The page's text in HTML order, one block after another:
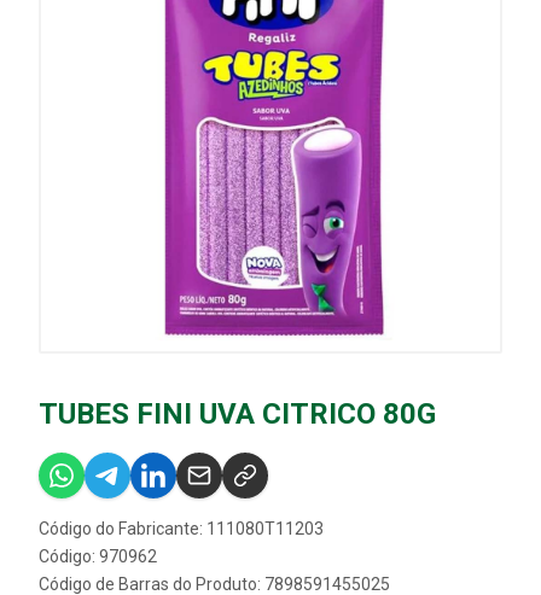
TUBES FINI UVA CITRICO 80G
Código do Fabricante: 111080T11203
Código: 970962
Código de Barras do Produto: 7898591455025